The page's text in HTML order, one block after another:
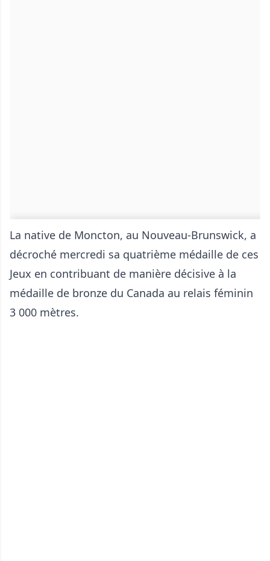
La native de Moncton, au Nouveau-Brunswick, a
décroché mercredi sa quatrième médaille de ces
Jeux en contribuant de manière décisive à la
médaille de bronze du Canada au relais féminin
3 000 mètres.